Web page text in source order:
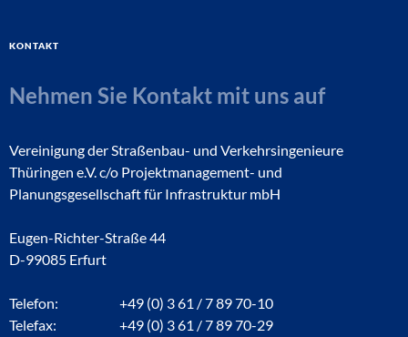
Kontakt
Nehmen Sie Kontakt mit uns auf
Vereinigung der Straßenbau- und Verkehrsingenieure
Thüringen e.V. c/o Projektmanagement- und
Planungsgesellschaft für Infrastruktur mbH
Eugen-Richter-Straße 44
D-99085 Erfurt
Telefon:
+49 (0) 3 61 / 7 89 70-10
Telefax:
+49 (0) 3 61 / 7 89 70-29